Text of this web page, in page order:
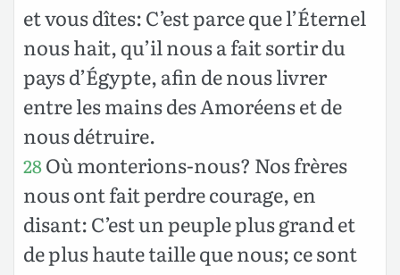
et vous dîtes: C’est parce que l’Éternel
nous hait, qu’il nous a fait sortir du
pays d’Égypte, afin de nous livrer
entre les mains des Amoréens et de
nous détruire.
28Où monterions-nous? Nos frères
nous ont fait perdre courage, en
disant: C’est un peuple plus grand et
de plus haute taille que nous; ce sont